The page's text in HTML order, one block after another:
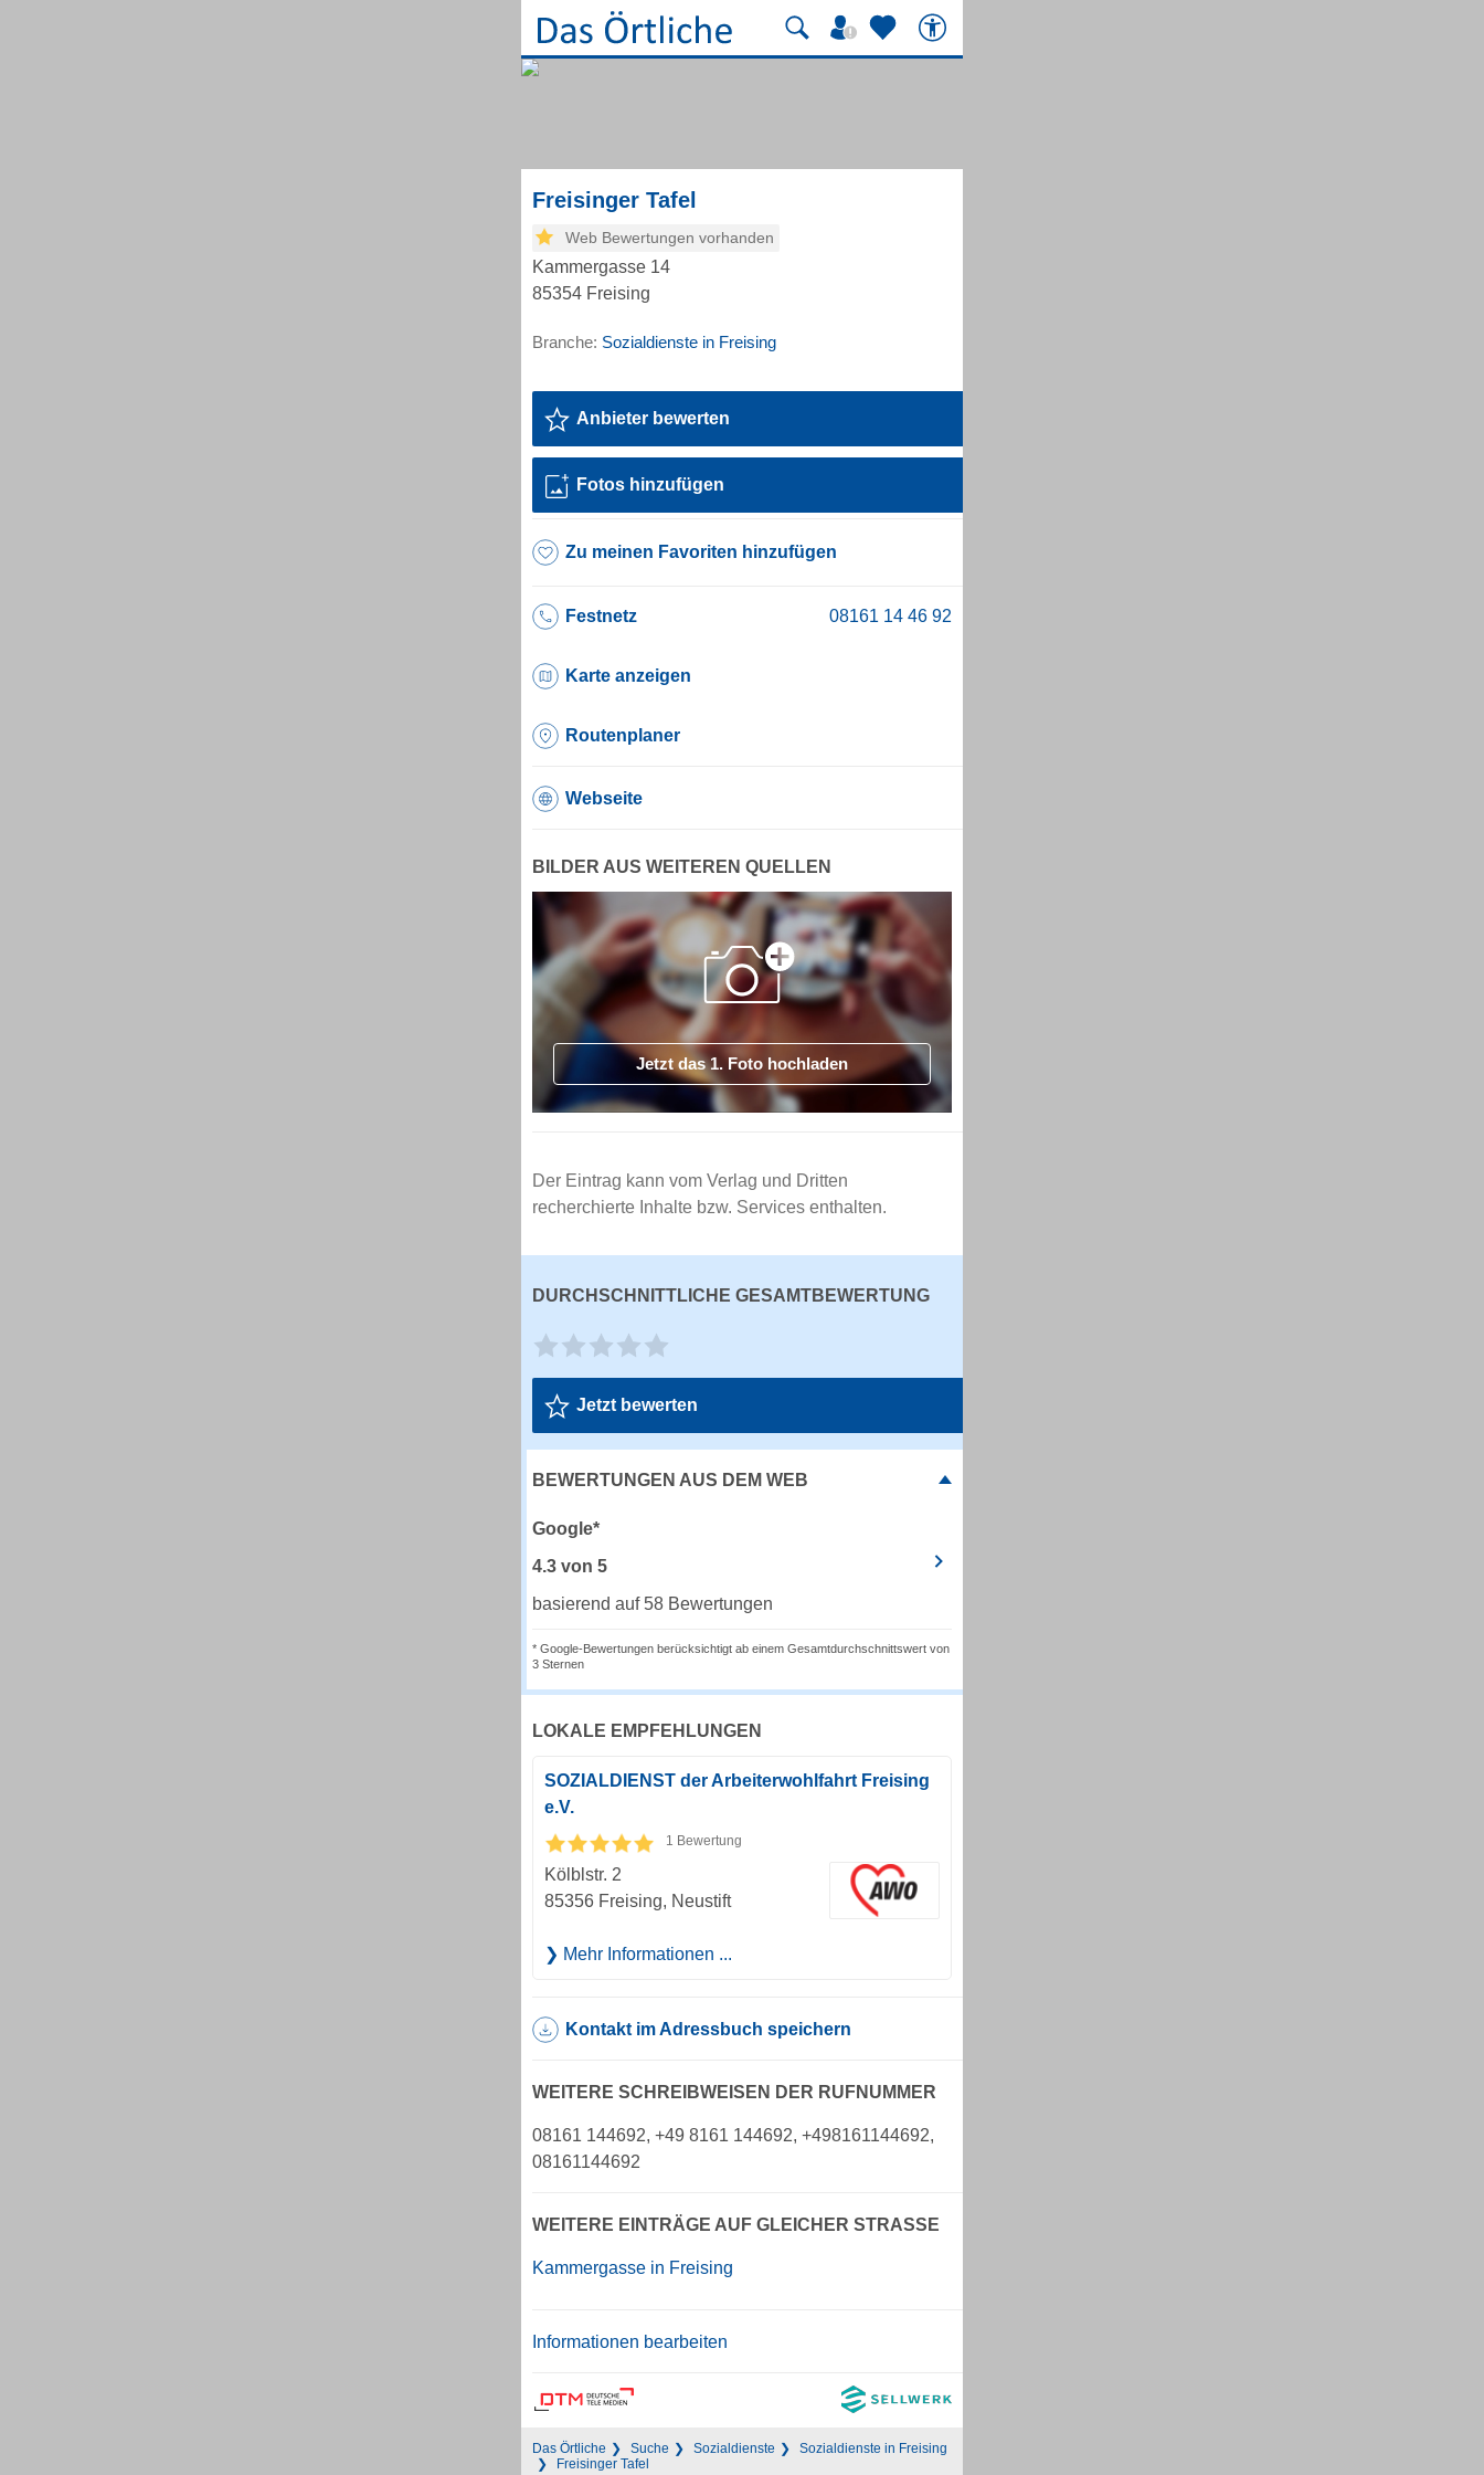
Freisinger Tafel
Web Bewertungen vorhanden
Kammergasse 14
85354 Freising
Branche: Sozialdienste in Freising
Anbieter bewerten
Fotos hinzufügen
Zu meinen Favoriten hinzufügen
Festnetz
Karte anzeigen
Routenplaner
Webseite
BILDER AUS WEITEREN QUELLEN
Jetzt das 1. Foto hochladen
Der Eintrag kann vom Verlag und Dritten
recherchierte Inhalte bzw. Services enthalten.
DURCHSCHNITTLICHE GESAMTBEWERTUNG
Jetzt bewerten
BEWERTUNGEN AUS DEM WEB
Google*
4.3 von 5
basierend auf 58 Bewertungen
* Google-Bewertungen berücksichtigt ab einem Gesamtdurchschnittswert von
3 Sternen
LOKALE EMPFEHLUNGEN
SOZIALDIENST der Arbeiterwohlfahrt Freising
e.V.
1 Bewertung
Kölblstr. 2
85356 Freising, Neustift
Mehr Informationen ...
Kontakt im Adressbuch speichern
WEITERE SCHREIBWEISEN DER RUFNUMMER
08161 144692, +49 8161 144692, +498161144692,
08161144692
WEITERE EINTRÄGE AUF GLEICHER STRASSE
Kammergasse in Freising
Informationen bearbeiten
Das Örtliche Suche Sozialdienste
Sozialdienste in Freising
Freisinger Tafel